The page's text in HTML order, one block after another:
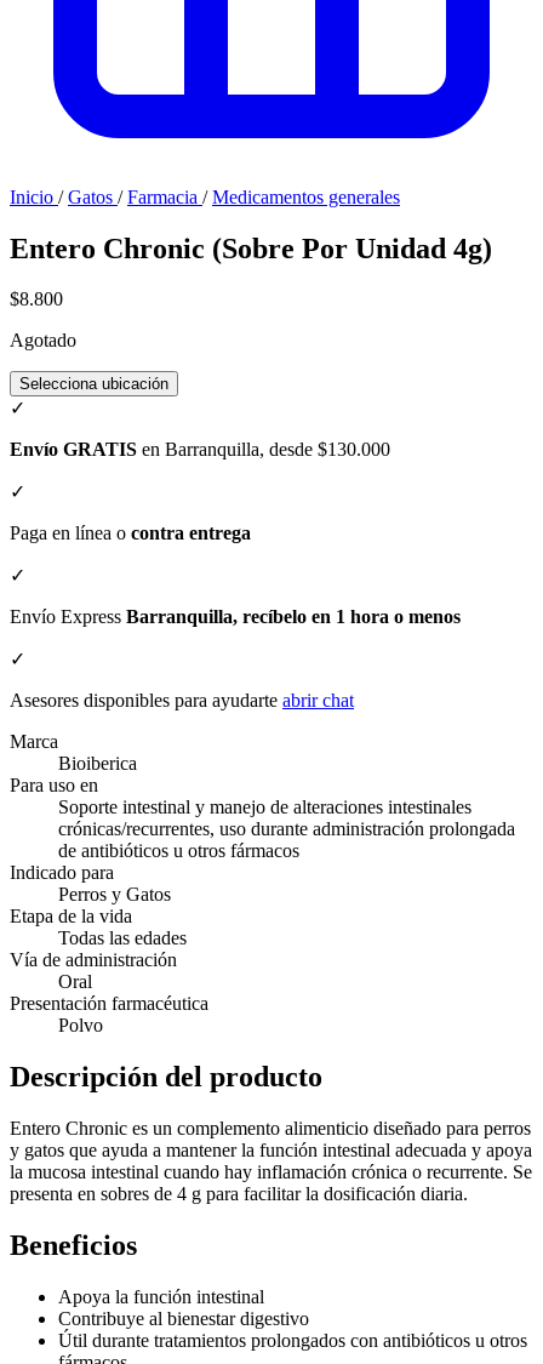
Inicio / Gatos / Farmacia / Medicamentos generales
Entero Chronic (Sobre Por Unidad 4g)
$8.800
Agotado
Selecciona ubicación
✓
Envío GRATIS en Barranquilla, desde $130.000
✓
Paga en línea o contra entrega
✓
Envío Express Barranquilla, recíbelo en 1 hora o menos
✓
Asesores disponibles para ayudarte abrir chat
Marca
Bioiberica
Para uso en
Soporte intestinal y manejo de alteraciones intestinales
crónicas/recurrentes, uso durante administración prolongada
de antibióticos u otros fármacos
Indicado para
Perros y Gatos
Etapa de la vida
Todas las edades
Vía de administración
Oral
Presentación farmacéutica
Polvo
Descripción del producto
Entero Chronic es un complemento alimenticio diseñado para perros
y gatos que ayuda a mantener la función intestinal adecuada y apoya
la mucosa intestinal cuando hay inflamación crónica o recurrente. Se
presenta en sobres de 4 g para facilitar la dosificación diaria.
Beneficios
Apoya la función intestinal
Contribuye al bienestar digestivo
Útil durante tratamientos prolongados con antibióticos u otros